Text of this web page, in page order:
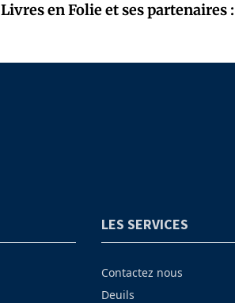
Livres en Folie et ses
LES SERVICES
Contactez nous
Deuils